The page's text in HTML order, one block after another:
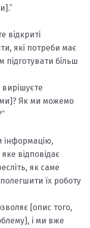
відкриті
які потреби має
підготувати більш
Як ми можемо
інформацію,
відповідає
як саме
їх роботу
[опис того,
і ми вже